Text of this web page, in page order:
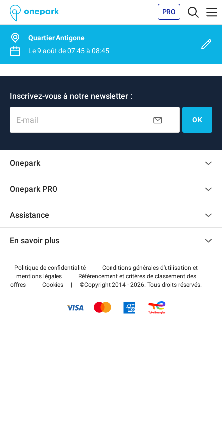
PRO
Quartier Antigone
Le9 août de07:45à 08:45
Inscrivez-vous à notre newsletter :
E-mail OK
Onepark
Recrutement
Onepark PRO
Accéder à mon espace partenaire
Assistance
Centre d'aide
Régler votre stationnement FLOW
En savoir plus
Wiki
Guide du stationnement
Politique de confidentialité |
Conditions générales d'utilisation et
mentions légales
|
Référencement et critères de classement des
offres
| Cookies | ©Copyright 2014 - 2026. Tous droits réservés.